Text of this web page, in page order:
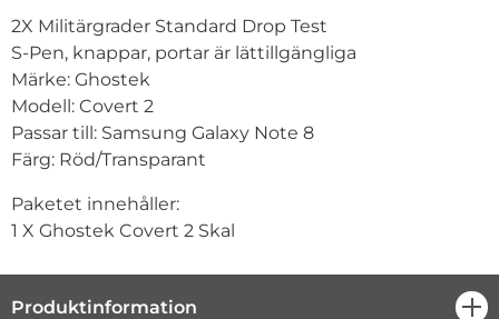
2X Militärgrader Standard Drop Test
S-Pen, knappar, portar är lättillgängliga
Märke: Ghostek
Modell: Covert 2
Passar till: Samsung Galaxy Note 8
Färg: Röd/Transparant
Paketet innehåller:
1 X Ghostek Covert 2 Skal
Produktinformation